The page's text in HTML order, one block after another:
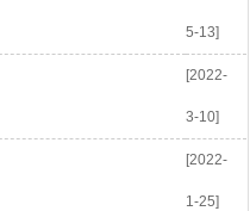
5-13]
[2022-
3-10]
[2022-
1-25]